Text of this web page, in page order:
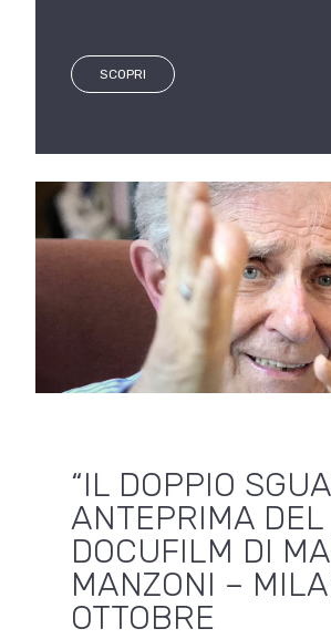
SCOPRI
“IL DOPPIO
ANTEPRIMA DEL
DOCUFILM DI
MANZONI –
OTTOBRE